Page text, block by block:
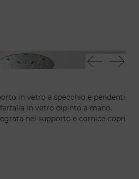
lampadario
in vetro a specchio e pendenti
in vetro dipinto a mano.
nel supporto e cornice copri